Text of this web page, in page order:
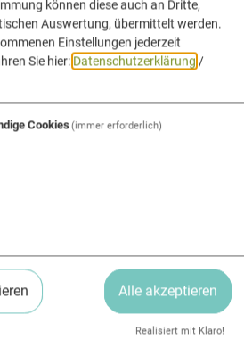
können diese auch an Dritte,
Auswertung, übermittelt werden.
Einstellungen jederzeit
Sie hier: Datenschutzerklärung /
Cookies(immer erforderlich)
Alle akzeptieren
Realisiert mit Klaro!